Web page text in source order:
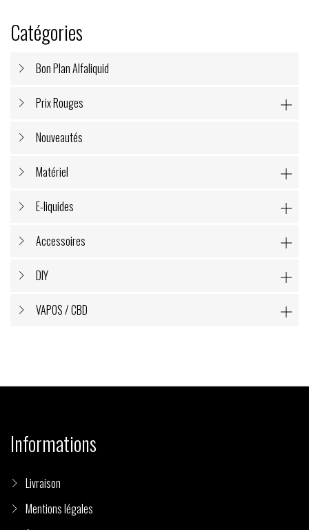
Catégories
Bon Plan Alfaliquid
Prix Rouges 
Nouveautés
Matériel 
E-liquides 
Accessoires 
DIY 
VAPOS / CBD 
Informations
Livraison
Mentions légales